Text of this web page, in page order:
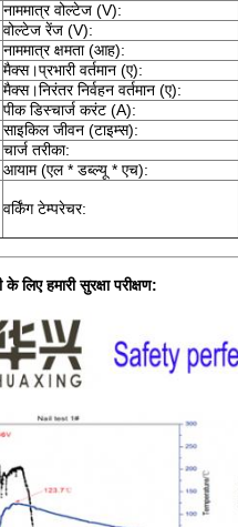
नाममात्र वोल्टेज (V):
वोल्टेज रेंज (V):
नाममात्र क्षमता (आह):
मैक्स।प्रभारी वर्तमान (ए):
मैक्स।निरंतर निर्वहन वर्तमान (ए):
पीक डिस्चार्ज करंट (A):
साइकिल जीवन (टाइम्स):
चार्ज तरीका:
आयाम (एल * डब्ल्यू * एच):
वर्किंग टेम्परेचर:
लिए हमारी सुरक्षा परीक्षण: